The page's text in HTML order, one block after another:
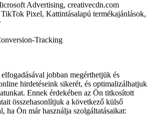
Advertising, creativecdn.com
Pixel, Kattintásalapú termékajánlások,
Tracking
jobban megérthetjük és
hirdetéseink sikerét, és optimalizálhatjuk
Ennek érdekében az Ön titkosított
összehasonlítjuk a következő külső
ha Ön már használja szolgáltatásaikat: